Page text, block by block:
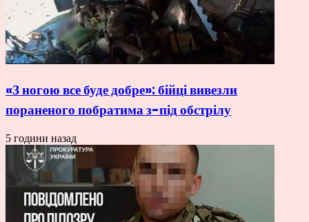
«З ногою все буде добре»: бійці вивезли
пораненого побратима з-під обстрілу
5 години назад